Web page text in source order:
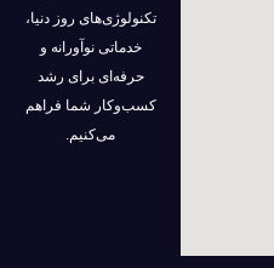
تکنولوژی‌های روز دنیا،
خدماتی نوآورانه و
حرفه‌ای برای رشد
کسب‌وکار شما فراهم
می‌کنیم.